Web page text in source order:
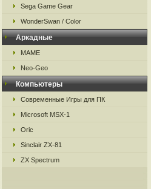
Sega Game Gear
WonderSwan / Color
Аркадные
MAME
Neo-Geo
Компьютеры
Современные Игры для ПК
Microsoft MSX-1
Oric
Sinclair ZX-81
ZX Spectrum